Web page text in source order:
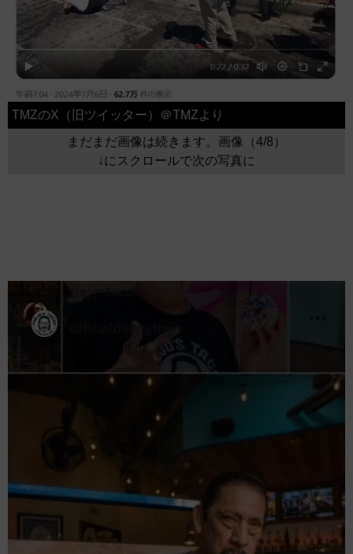
TMZのX（旧ツイッター）＠TMZより
まだまだ画像は続きます。画像（4/8）
↓にスクロールで次の写真に